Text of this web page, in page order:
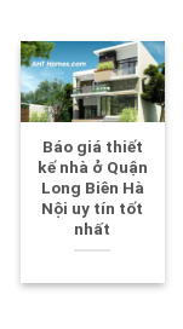
Báo giá thiết
kế nhà ở Quận
Long Biên Hà
Nội uy tín tốt
nhất